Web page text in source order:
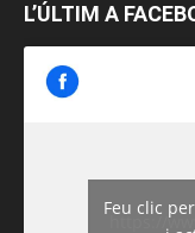
L’ÚLTIM A
https://
Feu clic